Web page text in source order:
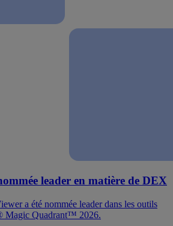
leader en matière de DEX
a été nommée leader dans les outils
Magic Quadrant™ 2026.